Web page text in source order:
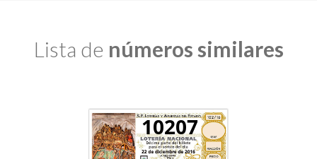
Lista de números similares
10207